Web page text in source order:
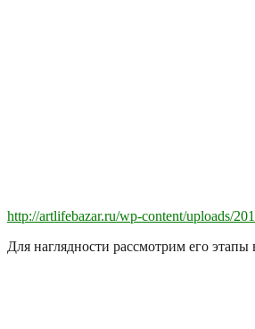
http://artlifebazar.ru/wp-content/uploads/
Для наглядности рассмотрим его